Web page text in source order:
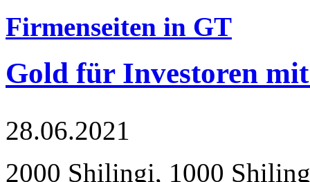
Firmenseiten in GT
Gold für Investoren
28.06.2021
2000 Shilingi, 1000